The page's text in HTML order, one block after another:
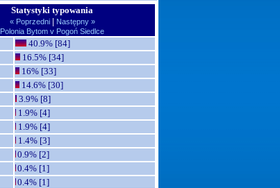
Statystyki typowania
« Poprzedni | Następny »
Polonia Bytom v Pogoń Siedlce
40.9% [84]
16.5% [34]
16% [33]
14.6% [30]
3.9% [8]
1.9% [4]
1.9% [4]
1.4% [3]
0.9% [2]
0.4% [1]
0.4% [1]